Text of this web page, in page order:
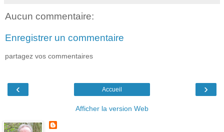
Aucun commentaire:
Enregistrer un commentaire
partagez vos commentaires
‹ ›
Accueil
Afficher la version Web